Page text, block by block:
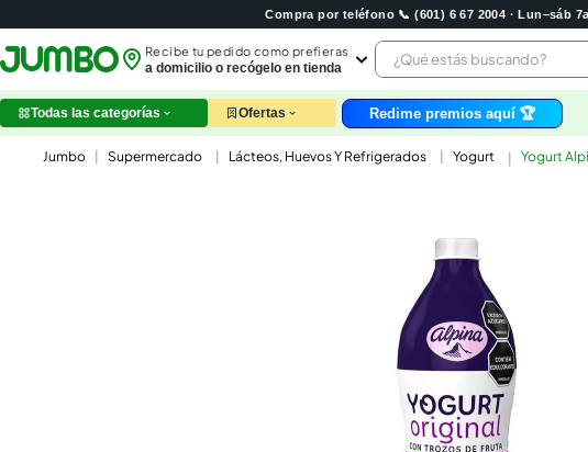
Compra por teléfono 📞 (601) 6 67 2004 · Lun–sáb
Recibe tu pedido como prefieras
a domicilio o recógelo en tienda
¿Qué estás buscando?
leche
huevos
nutribela
galletas
aceite
queso
pollo
carne
Todas las categorías Ofertas Redime premios aquí 🏆
Supermercado Lácteos, Huevos Y Refrigerados Yogurt Yogurt